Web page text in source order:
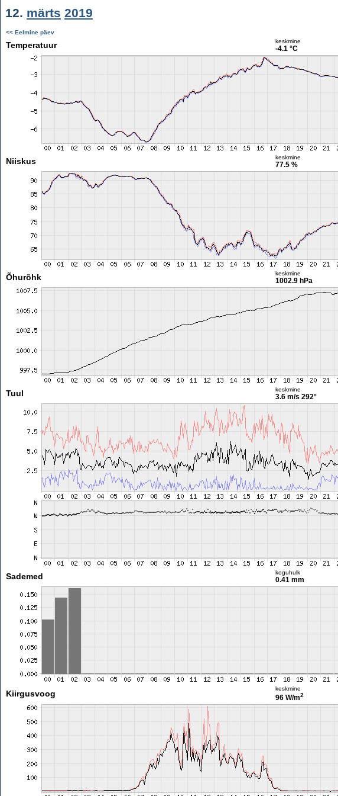
12. märts 2019
<< Eelmine päev
Temperatuur keskmine
-4.1 °C
Niiskus keskmine
77.5 %
Õhurõhk keskmine
1002.9 hPa
Tuul keskmine
3.6 m/s 292°
Sademed koguhulk
0.41 mm
Kiirgusvoog
keskmine
96 W/m2